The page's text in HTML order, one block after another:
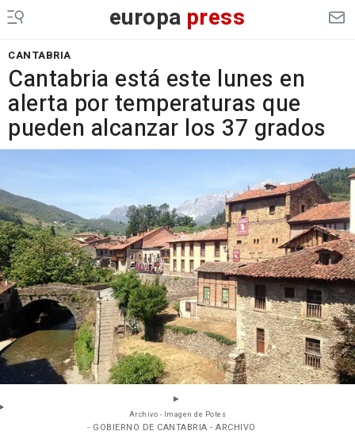
europa press
CANTABRIA
Cantabria está este lunes en
alerta por temperaturas que
pueden alcanzar los 37 grados
Archivo - Imagen de Potes
- GOBIERNO DE CANTABRIA - ARCHIVO